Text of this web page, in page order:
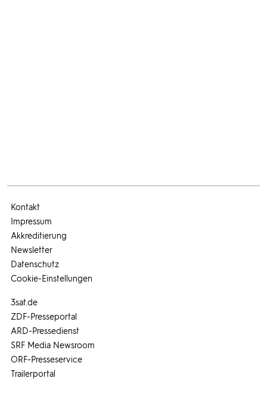
3sat.de
ZDF-Presseportal
ARD-Pressedienst
SRF Media Newsroom
ORF-Presseservice
Trailerportal
Kontakt
Impressum
Akkreditierung
Newsletter
Datenschutz
Cookie-Einstellungen